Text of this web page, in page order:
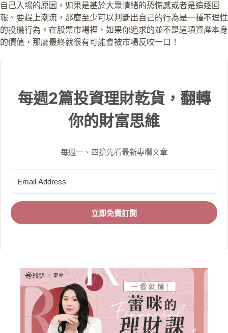
自己入場的原因。如果是基於大眾情緒的恐慌感或者是追逐回
報、要趕上潮流，那麼至少可以判斷出自己的行為是一種不理性
的投機行為。在股票市場裡，如果你追求的並不是這項資產本身
的價值，那麼最終就很有可能會被市場反咬一口！
每週2篇投資理財乾貨，翻轉
你的財富思維
每週一、四搶先看最新專欄文章
立即免費訂閱